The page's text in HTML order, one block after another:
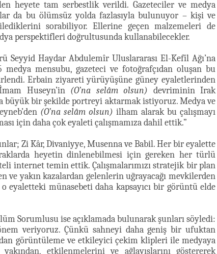
heyete tam serbestlik verildi. Gazeteciler ve medya
da bu ölümsüz yolda fazlasıyla bulunuyor – kişi ve
sorabiliyor. Ellerine geçen malzemeleri de
perspektifleri doğrultusunda kullanabilecekler.
Seyyid Haydar Abdulemîr Uluslararası El-Kefîl Ağı’na
mensubu, gazeteci ve fotoğrafçıdan oluşan bu
Erbain ziyareti yürüyüşüne güney eyaletlerinden
Huseyn’in (O’na selâm olsun) devriminin Irak
büyük bir şekilde portreyi aktarmak istiyoruz. Medya ve
(O’na selâm olsun) ilham alarak bu çalışmayı
için daha çok eyaleti çalışmamıza dahil ettik.”
Zi Kâr, Divaniyye, Musenna ve Babil. Her bir eyalette
heyetin dinlenebilmesi için gereken her türlü
internet temin ettik. Çalışmalarımızı stratejik bir plan
ve yakın kazalardan gelenlerin uğrayacağı mevkilerden
eyaletteki münasebeti daha kapsayıcı bir görüntü elde
Sorumlusu ise açıklamada bulunarak şunları söyledi:
veriyoruz. Çünkü sahneyi daha geniş bir ufuktan
görüntüleme ve etkileyici çekim klipleri ile medyaya
etkilenmelerini ve ağlayışlarını göstererek